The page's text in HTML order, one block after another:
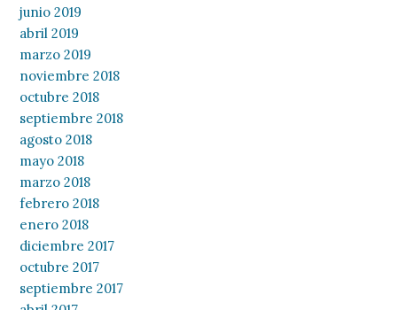
junio 2019
abril 2019
marzo 2019
noviembre 2018
octubre 2018
septiembre 2018
agosto 2018
mayo 2018
marzo 2018
febrero 2018
enero 2018
diciembre 2017
octubre 2017
septiembre 2017